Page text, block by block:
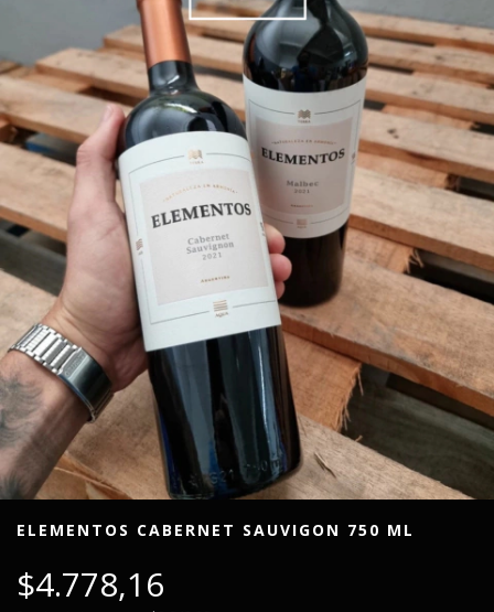
ELEMENTOS CABERNET SAUVIGON 750 ML
$4.778,16